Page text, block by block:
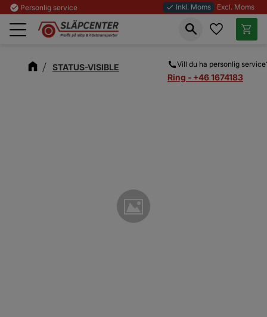
Meny
check_circle Personlig service done Inkl. Moms Excl. Moms
Vill du ha personlig
Ring - +46 1674183
Favoriter
STATUS-VISIBLE